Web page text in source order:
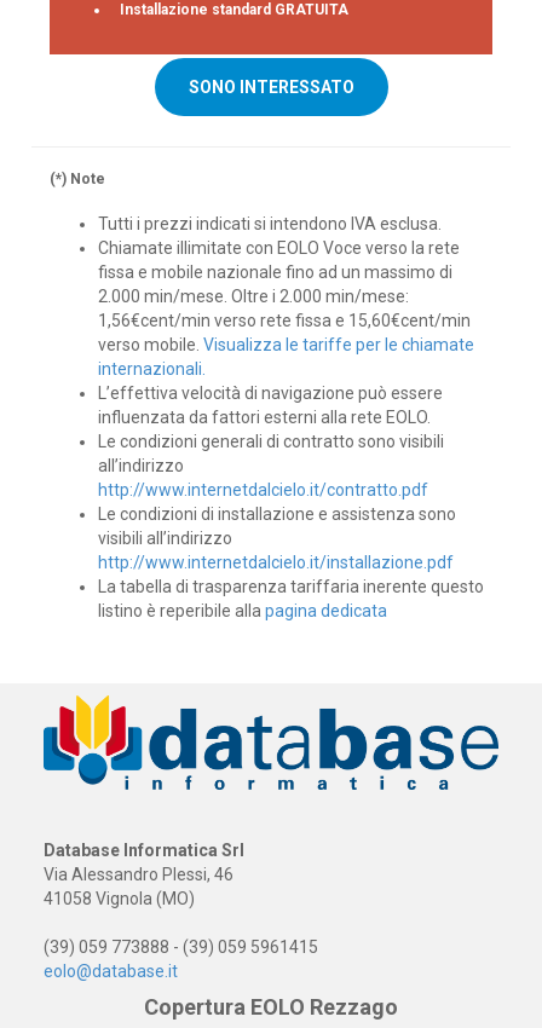
Installazione standard GRATUITA
SONO INTERESSATO
(*) Note
Tutti i prezzi indicati si intendono IVA esclusa.
Chiamate illimitate con EOLO Voce verso la rete
fissa e mobile nazionale fino ad un massimo di
2.000 min/mese. Oltre i 2.000 min/mese:
1,56€cent/min verso rete fissa e 15,60€cent/min
verso mobile.Visualizza le tariffe per le chiamate
internazionali.
L’effettiva velocità di navigazione può essere
influenzata da fattori esterni alla rete EOLO.
Le condizioni generali di contratto sono visibili
all’indirizzo
http://www.internetdalcielo.it/contratto.pdf
Le condizioni di installazione e assistenza sono
visibili all’indirizzo
http://www.internetdalcielo.it/installazione.pdf
La tabella di trasparenza tariffaria inerente questo
listino è reperibile allapagina dedicata
Database Informatica Srl
Via Alessandro Plessi, 46
41058 Vignola (MO)
(39) 059 773888 - (39) 059 5961415
eolo@database.it
Copertura EOLO Rezzago